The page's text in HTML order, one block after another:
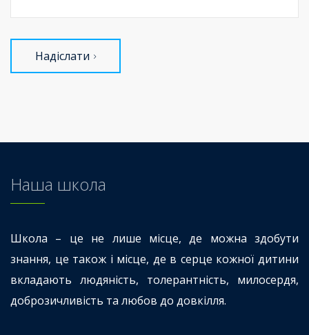
Надіслати
Наша школа
Школа – це не лише місце, де можна здобути
знання, це також і місце, де в серце кожної дитини
вкладають людяність, толерантність, милосердя,
доброзичливість та любов до довкілля.